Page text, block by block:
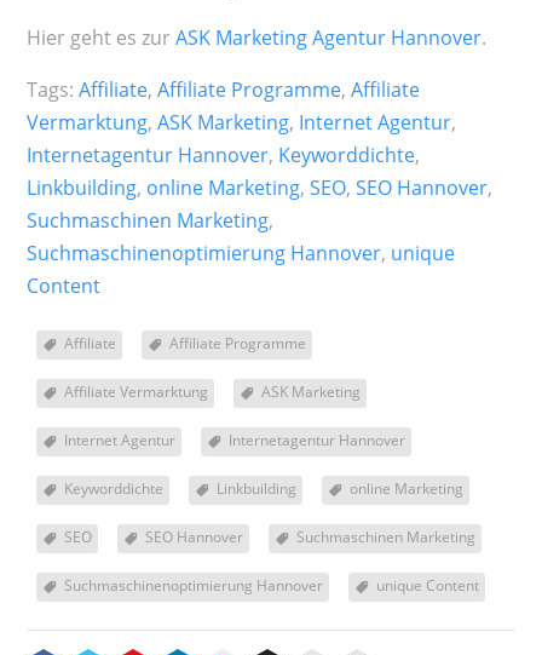
Hier geht es zur ASK Marketing Agentur Hannover.
Tags: Affiliate, Affiliate Programme, Affiliate
Vermarktung, ASK Marketing, Internet Agentur,
Internetagentur Hannover, Keyworddichte,
Linkbuilding, online Marketing, SEO, SEO Hannover,
Suchmaschinen Marketing,
Suchmaschinenoptimierung Hannover, unique
Content
Affiliate Affiliate Programme
Affiliate Vermarktung ASK Marketing
Internet Agentur Internetagentur Hannover
Keyworddichte Linkbuilding online Marketing
SEO SEO Hannover Suchmaschinen Marketing
Suchmaschinenoptimierung Hannover unique Content